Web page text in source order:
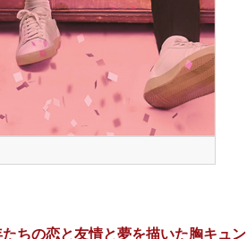
ちの恋と友情と夢を描いた胸キュン